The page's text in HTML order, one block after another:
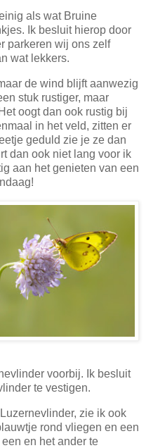
als wat Bruine
Ik besluit hierop door
parkeren wij ons zelf
wat lekkers.
de wind blijft aanwezig
stuk rustiger, maar
oogt dan ook rustig bij
in het veld, zitten er
geduld zie je ze dan
dan ook niet lang voor ik
aan het genieten van een
voorbij. Ik besluit
te vestigen.
zie ik ook
rond vliegen en een
en het ander te